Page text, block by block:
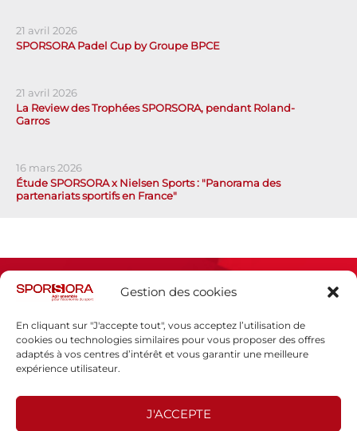
Gestion des cookies
En cliquant sur "J'accepte tout", vous acceptez l’utilisation de
cookies ou technologies similaires pour vous proposer des offres
adaptés à vos centres d’intérêt et vous garantir une meilleure
expérience utilisateur.
J'ACCEPTE
21 avril 2026
SPORSORA Padel Cup by Groupe BPCE
21 avril 2026
La Review des Trophées SPORSORA, pendant Roland-
Garros
16 mars 2026
Étude SPORSORA x Nielsen Sports : "Panorama des
partenariats sportifs en France"
Espace presse
Politique de confidentialité